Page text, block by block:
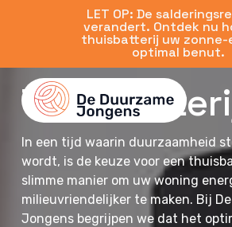
content
LET OP: De
verandert. Ontdek nu
thuisbatterij uw zonne-
optimal benut.
In een tijd waarin duurzaamheid
wordt, is de keuze voor een
slimme manier om uw woning
milieuvriendelijker te maken. Bij
Jongens begrijpen we dat het